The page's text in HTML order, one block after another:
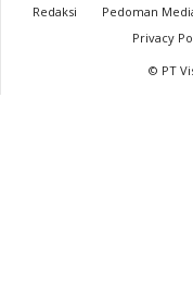
Redaksi Pedoman
Privacy
© PT